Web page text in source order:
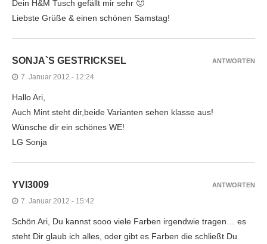
Dein H&M Tusch gefällt mir sehr 🙂
Liebste Grüße & einen schönen Samstag!
SONJA`S GESTRICKSEL
7. Januar 2012 - 12:24
Hallo Ari,
Auch Mint steht dir,beide Varianten sehen klasse aus!
Wünsche dir ein schönes WE!
LG Sonja
ANTWORTEN
YVI3009
7. Januar 2012 - 15:42
Schön Ari, Du kannst sooo viele Farben irgendwie tragen… es
steht Dir glaub ich alles, oder gibt es Farben die schließt Du
ANTWORTEN